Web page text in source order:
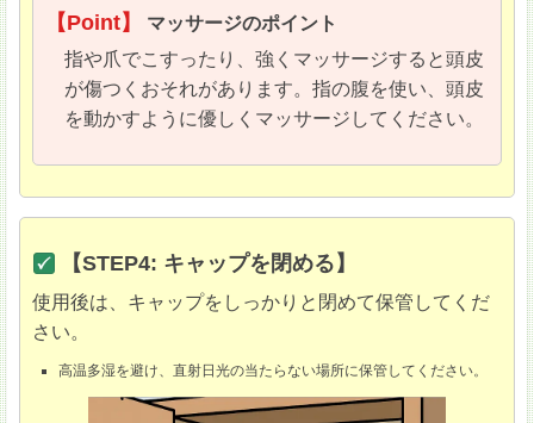
【Point】
マッサージのポイント
指や爪でこすったり、強くマッサージすると頭皮
が傷つくおそれがあります。指の腹を使い、頭皮
を動かすように優しくマッサージしてください。
【STEP4: キャップを閉める】
使用後は、キャップをしっかりと閉めて保管してくだ
さい。
高温多湿を避け、直射日光の当たらない場所に保管してください。